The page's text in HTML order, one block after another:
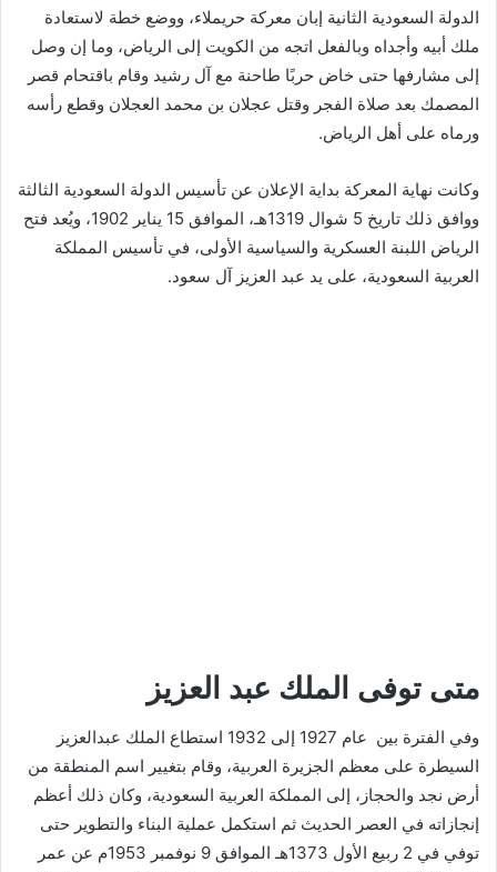
الدولة السعودية الثانية إبان معركة حريملاء، ووضع خطة لاستعادة
ملك أبيه وأجداه وبالفعل اتجه من الكويت إلى الرياض، وما إن وصل
إلى مشارفها حتى خاض حربًا طاحنة مع آل رشيد وقام باقتحام قصر
المصمك بعد صلاة الفجر وقتل عجلان بن محمد العجلان وقطع رأسه
ورماه على أهل الرياض.
وكانت نهاية المعركة بداية الإعلان عن تأسيس الدولة السعودية الثالثة
ووافق ذلك تاريخ 5 شوال 1319هـ، الموافق 15 يناير 1902، ويُعد فتح
الرياض اللبنة العسكرية والسياسية الأولى، في تأسيس المملكة
العربية السعودية، على يد عبد العزيز آل سعود.
متى توفى الملك عبد العزيز
وفي الفترة بين عام 1927 إلى 1932 استطاع الملك عبدالعزيز
السيطرة على معظم الجزيرة العربية، وقام بتغيير اسم المنطقة من
أرض نجد والحجاز، إلى المملكة العربية السعودية، وكان ذلك أعظم
إنجازاته في العصر الحديث ثم استكمل عملية البناء والتطوير حتى
توفي في 2 ربيع الأول 1373هـ الموافق 9 نوفمبر 1953م عن عمر